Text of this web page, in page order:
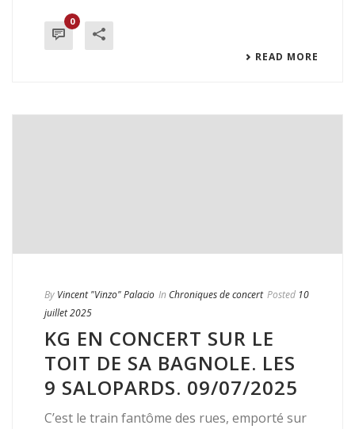
0
READ MORE
By Vincent "Vinzo" Palacio In Chroniques de concert Posted 10
juillet 2025
KG EN CONCERT SUR LE
TOIT DE SA BAGNOLE. LES
9 SALOPARDS. 09/07/2025
C’est le train fantôme des rues, emporté sur